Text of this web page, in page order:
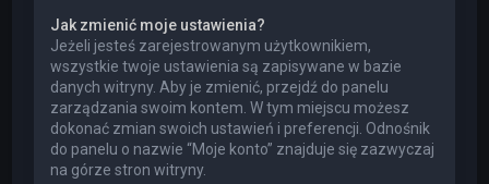
Jak zmienić moje ustawienia?
Jeżeli jesteś zarejestrowanym użytkownikiem,
wszystkie twoje ustawienia są zapisywane w bazie
danych witryny. Aby je zmienić, przejdź do panelu
zarządzania swoim kontem. W tym miejscu możesz
dokonać zmian swoich ustawień i preferencji. Odnośnik
do panelu o nazwie “Moje konto” znajduje się zazwyczaj
na górze stron witryny.